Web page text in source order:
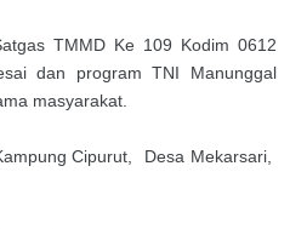
TMMD Ke 109 Kodim 0612
dan program TNI Manunggal
masyarakat.
Cipurut, Desa Mekarsari,